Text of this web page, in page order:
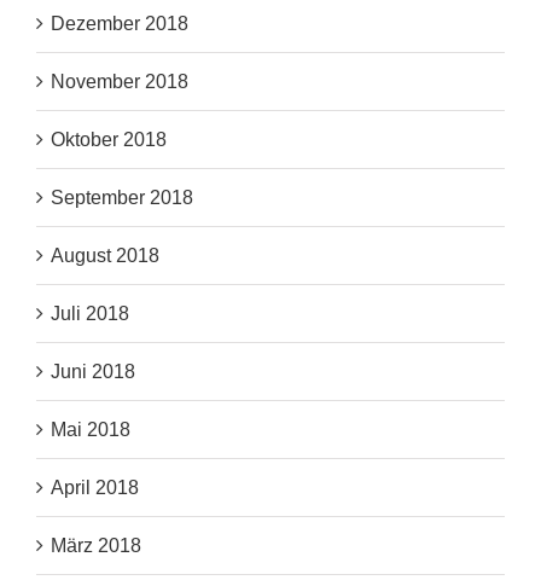
Dezember 2018
November 2018
Oktober 2018
September 2018
August 2018
Juli 2018
Juni 2018
Mai 2018
April 2018
März 2018